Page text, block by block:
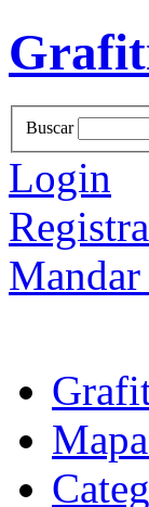
Buscar
Login